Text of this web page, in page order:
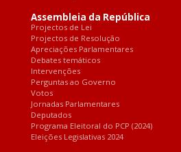
Assembleia da República
Projectos de Lei
Projectos de Resolução
Apreciações Parlamentares
Debates temáticos
Intervenções
Perguntas ao Governo
Votos
Jornadas Parlamentares
Deputados
Programa Eleitoral do PCP (2024)
Eleições Legislativas 2024